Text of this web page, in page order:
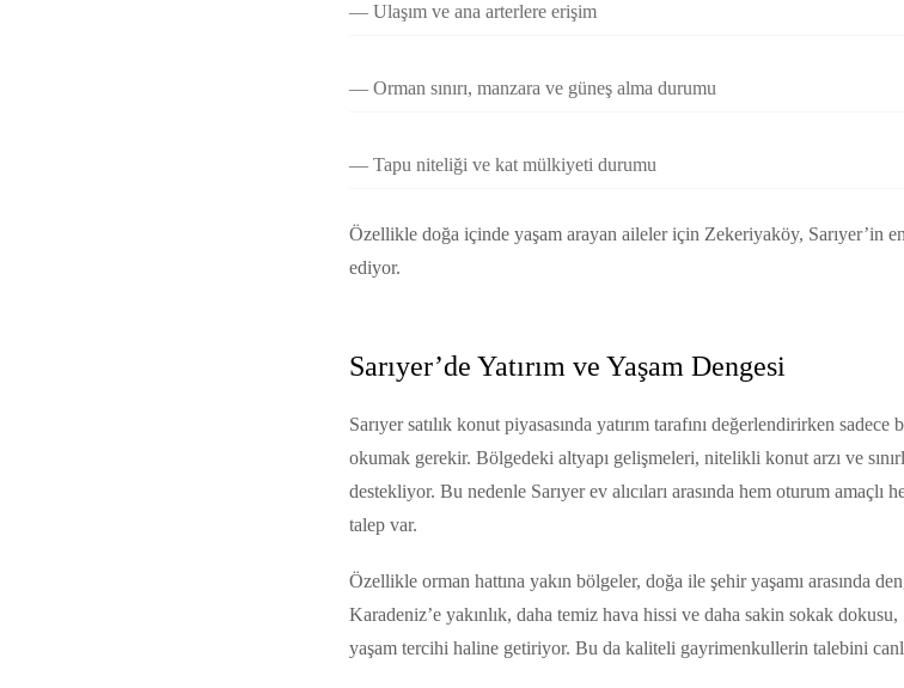
Ulaşım ve ana arterlere erişim
Orman sınırı, manzara ve güneş alma durumu
Tapu niteliği ve kat mülkiyeti durumu
Özellikle doğa içinde yaşam arayan aileler için Zekeriyaköy, Sarıyer’in
ediyor.
Sarıyer’de Yatırım ve Yaşam Dengesi
Sarıyer satılık konut piyasasında yatırım tarafını değerlendirirken
okumak gerekir. Bölgedeki altyapı gelişmeleri, nitelikli konut arzı ve
destekliyor. Bu nedenle Sarıyer ev alıcıları arasında hem oturum
talep var.
Özellikle orman hattına yakın bölgeler, doğa ile şehir yaşamı arasında
Karadeniz’e yakınlık, daha temiz hava hissi ve daha sakin sokak
yaşam tercihi haline getiriyor. Bu da kaliteli gayrimenkullerin talebini